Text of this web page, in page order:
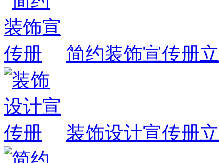
简约装饰宣传册
装饰设计宣传册